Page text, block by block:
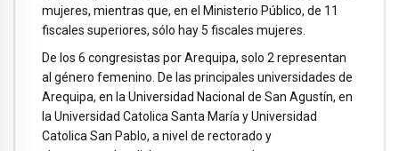
mujeres, mientras que, en el Ministerio Público, de 11
fiscales superiores, sólo hay 5 fiscales mujeres.
De los 6 congresistas por Arequipa, solo 2 representan
al género femenino. De las principales universidades de
Arequipa, en la Universidad Nacional de San Agustín, en
la Universidad Catolica Santa María y Universidad
Catolica San Pablo, a nivel de rectorado y